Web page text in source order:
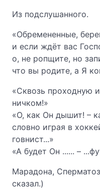
Из подслушанного.
«Обремененные,
и если ждёт вас
о, не ропщите, но
что вы родите, а Я
«Сквозь проходную
ничком!»
«О, как Он дышит! –
словно играя в
говнист...»
«А будет Он ...... –
Марадона,
сказал.)